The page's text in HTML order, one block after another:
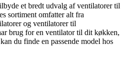
et bredt udvalg af ventilatorer til
sortiment omfatter alt fra
og ventilatorer til
brug for en ventilator til dit køkken,
du finde en passende model hos